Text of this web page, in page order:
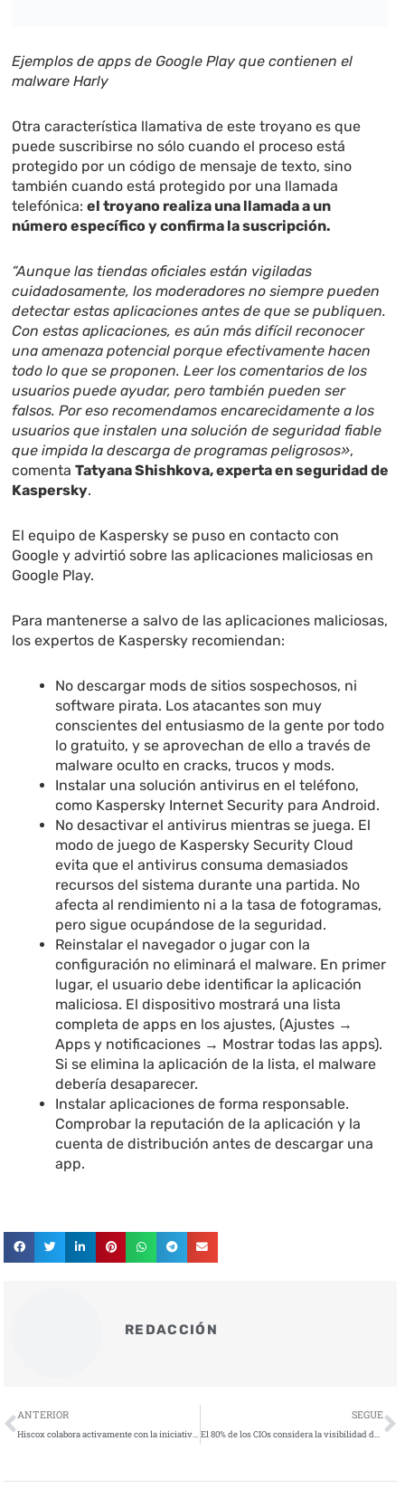
Ejemplos de apps de Google Play que contienen el
malware Harly
Otra característica llamativa de este troyano es que
puede suscribirse no sólo cuando el proceso está
protegido por un código de mensaje de texto, sino
también cuando está protegido por una llamada
telefónica:el troyano realiza una llamada a un
número específico y confirma la suscripción.
“Aunque las tiendas oficiales están vigiladas
cuidadosamente, los moderadores no siempre pueden
detectar estas aplicaciones antes de que se publiquen.
Con estas aplicaciones, es aún más difícil reconocer
una amenaza potencial porque efectivamente hacen
todo lo que se proponen. Leer los comentarios de los
usuarios puede ayudar, pero también pueden ser
falsos. Por eso recomendamos encarecidamente a los
usuarios que instalen una solución de seguridad fiable
que impida la descarga de programas peligrosos»,
comentaTatyana Shishkova, experta en seguridad de
Kaspersky.
El equipo de Kaspersky se puso en contacto con
Google y advirtió sobre las aplicaciones maliciosas en
Google Play.
Para mantenerse a salvo de las aplicaciones maliciosas,
los expertos de Kaspersky recomiendan:
No descargar mods de sitios sospechosos, ni
software pirata. Los atacantes son muy
conscientes del entusiasmo de la gente por todo
lo gratuito, y se aprovechan de ello a través de
malware oculto en cracks, trucos y mods.
Instalar una solución antivirus en el teléfono,
como Kaspersky Internet Security para Android.
No desactivar el antivirus mientras se juega. El
modo de juego de Kaspersky Security Cloud
evita que el antivirus consuma demasiados
recursos del sistema durante una partida. No
afecta al rendimiento ni a la tasa de fotogramas,
pero sigue ocupándose de la seguridad.
Reinstalar el navegador o jugar con la
configuración no eliminará el malware. En primer
lugar, el usuario debe identificar la aplicación
maliciosa. El dispositivo mostrará una lista
completa de apps en los ajustes, (Ajustes →
Apps y notificaciones → Mostrar todas las apps).
Si se elimina la aplicación de la lista, el malware
debería desaparecer.
Instalar aplicaciones de forma responsable.
Comprobar la reputación de la aplicación y la
cuenta de distribución antes de descargar una
app.
REDACCIÓN
Ant
ANTERIOR
Hiscox colabora activamente con la iniciativa #NaturalezaSinPlásticos de WWF
SEGUE
El 80% de los CIOs considera la visibilidad de red un factor clave para garantizar una postura de seguridad sólida